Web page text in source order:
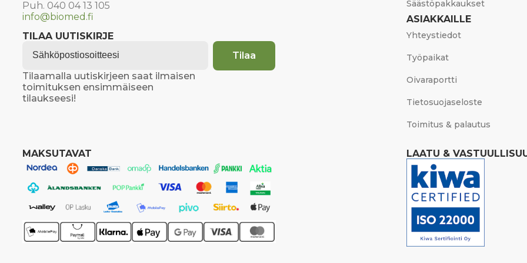
Puh. 040 04 13 105
info@biomed.fi
TILAA UUTISKIRJE
Tilaa
Tilaamalla uutiskirjeen saat ilmaisen
toimituksen ensimmäiseen
tilaukseesi!
Säästöpakkaukset
ASIAKKAILLE
Yhteystiedot
Työpaikat
Oivaraportti
Tietosuojaseloste
Toimitus & palautus
MAKSUTAVAT LAATU &